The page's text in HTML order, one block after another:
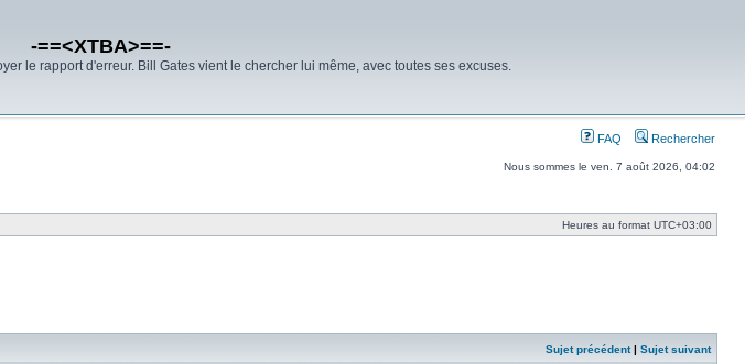
-==<XTBA>==-
le rapport d'erreur. Bill Gates vient le chercher lui même, avec toutes ses excuses.
FAQ Rechercher
Nous sommes le ven. 7 août 2026, 04:02
Heures au format UTC+03:00
Sujet précédent| Sujet suivant